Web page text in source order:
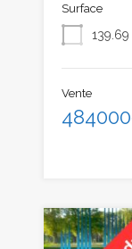
Surface
139.69
Vente